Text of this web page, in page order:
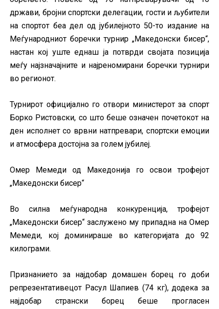
држави, бројни спортски делегации, гости и љубители
на спортот беа дел од јубилејното 50-то издание на
Меѓународниот боречки турнир „Македонски бисер“,
настан кој уште еднаш ја потврди својата позиција
меѓу најзначајните и најреномирани боречки турнири
во регионот.
Турнирот официјално го отвори министерот за спорт
Борко Ристовски, со што беше означен почетокот на
ден исполнет со врвни натпревари, спортски емоции
и атмосфера достојна за голем јубилеј.
Омер Мемеди од Македонија го освои трофејот
„Македонски бисер“
Во силна меѓународна конкуренција, трофејот
„Македонски бисер“ заслужено му припадна на Омер
Мемеди, кој доминираше во категоријата до 92
килограми.
Признанието за најдобар домашен борец го доби
репрезентативецот Расул Шапиев (74 кг), додека за
најдобар странски борец беше прогласен